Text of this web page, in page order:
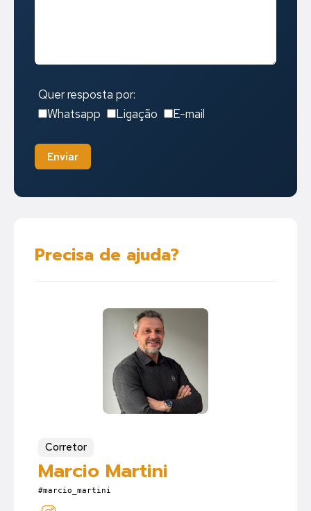
Quer resposta por:
Whatsapp
Ligação E-mail
Enviar
Precisa de ajuda?
Corretor
Marcio Martini
#marcio_martini